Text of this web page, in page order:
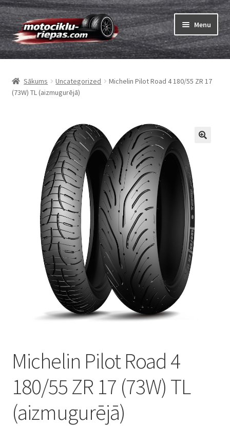
Skip
to
navigation
Skip
to
content
Menu
Riepas
Expand
menu
Kameras
Expand
Viss par riepām
Expand
Kontakti
Sākums Uncategorized
Michelin Pilot Road 4 180/55 ZR 17
(73W) TL (aizmugurējā)
Michelin Pilot Road 4
180/55 ZR 17 (73W) TL
(aizmugurējā)